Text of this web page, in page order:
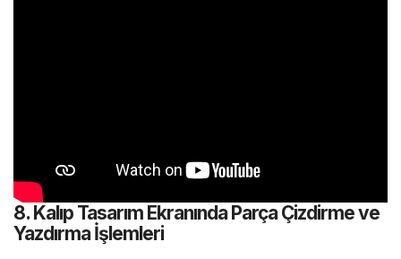
8. Kalıp Tasarım Ekranında Parça Çizdirme ve
Yazdırma İşlemleri